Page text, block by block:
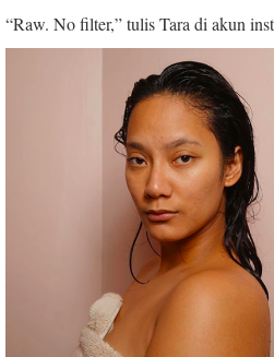
“Raw. No filter,” tulis Tara di akun